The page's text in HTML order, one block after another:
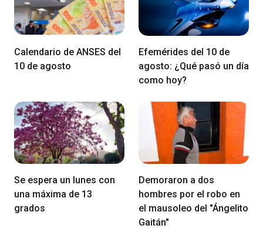
Calendario de ANSES del
10 de agosto
Efemérides del 10 de
agosto: ¿Qué pasó un día
como hoy?
Se espera un lunes con
una máxima de 13
grados
Demoraron a dos
hombres por el robo en
el mausoleo del "Ángelito
Gaitán"